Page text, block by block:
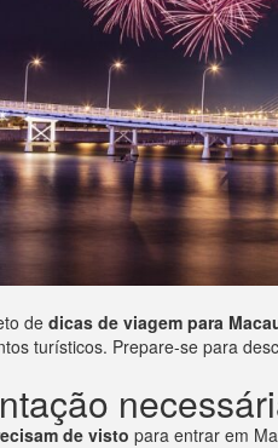
de dicas de viagem para
turísticos. Prepare-se para
de visto para entrar em